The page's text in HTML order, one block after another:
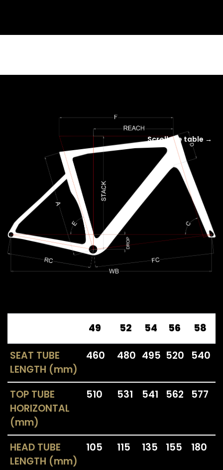
Scroll the table →
49 52 54 56 58
SEAT TUBE
LENGTH (mm)
460 480 495 520 540
TOP TUBE
HORIZONTAL
(mm)
510 531 541 562 577
HEAD TUBE
LENGTH (mm)
105 115 135 155 180